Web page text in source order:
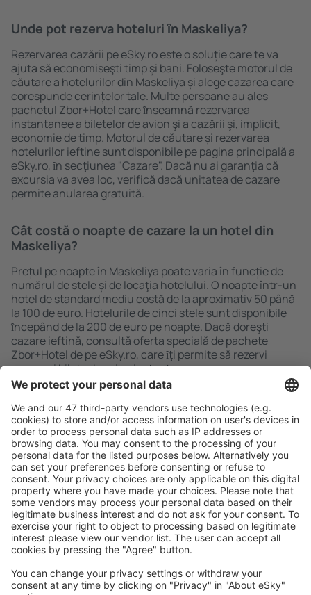
Unde pot rezerva hoteluri ȋn Maskeliya?
Rezervarea cazării pe eSky.ro este o soluție care te va
ajuta să economiseşti timp și bani. Foloseşte motorul de
căutare a hotelurilor din Maskeliya și alege cazarea care
corespunde cerințelor tale. Multe persoane au ales
pachetul Zbor+Hotel care ȋnseamnă rezervarea
instantanee a biletelor de avion şi a cazării şi, implicit,
economie de timp. Motorul de căutare și rezervarea
hotelurilor ieftine sunt disponibile pe pagina principală a
eSky.ro, ȋn secţiunea "Cazare". Dacă nu ai garanţia că
excursia va avea loc, verifică dacă unitatea de cazare
permite anularea gratuită.
Cât costă o noapte de cazare la un hotel din
Maskeliya?
Prețul pe noapte în Maskeliya poate varia în funcție de
numărul de stele și de locaţia hotelului. O noapte într-un
hotel de standard mediu costă de la aproximativ 50 până
la 100 de euro. Hotelurile de cinci stele sunt disponibile
ȋncepând de la 200 de euro pe noapte. Dacă doreşti
cazare ieftină, consultă oferta specială de pachete
Zbor+Hotel de pe eSky.ro, care ȋţi permite să rezervi
cazare și bilete de avion instantaneu.
Caută rapid şi uşor
Ofertă adaptată aşteptărilor tale.
Planifică ȋn siguranţă
Rezervare fără griji cu opțiune gratuită de anulare.
Economiseşte mai mult
Prețuri atractive și oferte speciale pentru utilizatorii
conectați.